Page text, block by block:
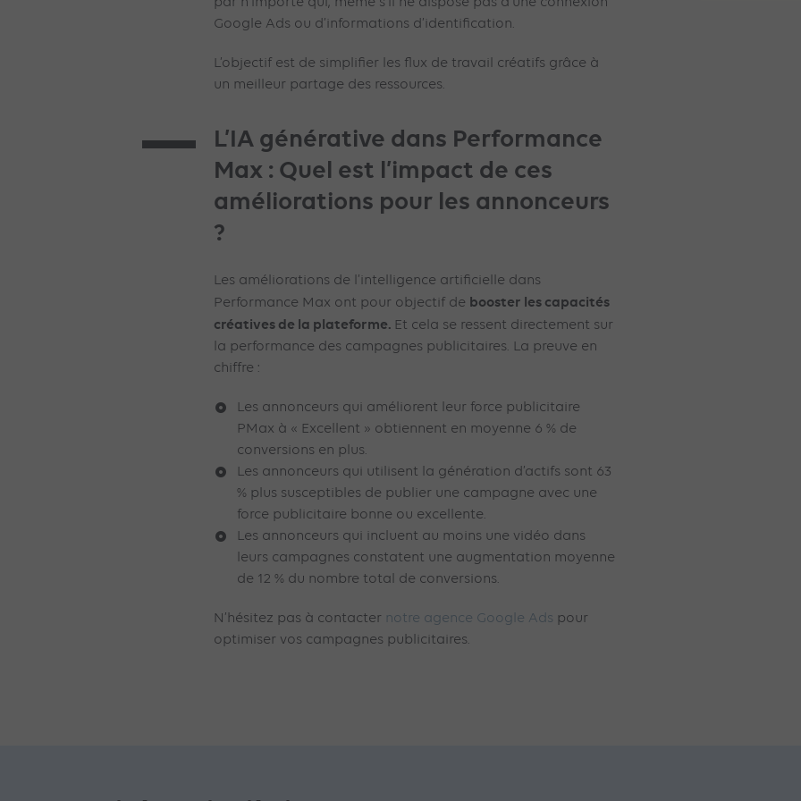
Google Ads ou d’informations d’identification.
L’objectif est de simplifier les flux de travail créatifs grâce à
un meilleur partage des ressources.
L’IA générative dans Performance
Max : Quel est l’impact de ces
améliorations pour les annonceurs
?
Les améliorations de l’intelligence artificielle dans
Performance Max ont pour objectif de booster les capacités
créatives de la plateforme. Et cela se ressent directement sur
la performance des campagnes publicitaires. La preuve en
chiffre :
Les annonceurs qui améliorent leur force publicitaire
PMax à « Excellent » obtiennent en moyenne 6 % de
conversions en plus.
Les annonceurs qui utilisent la génération d’actifs sont 63
% plus susceptibles de publier une campagne avec une
force publicitaire bonne ou excellente.
Les annonceurs qui incluent au moins une vidéo dans
leurs campagnes constatent une augmentation moyenne
de 12 % du nombre total de conversions.
N’hésitez pas à contacter notre agence Google Ads pour
optimiser vos campagnes publicitaires.